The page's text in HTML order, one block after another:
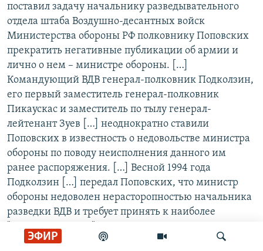
ЭФИР
поставил задачу начальнику разведывательного
отдела штаба Воздушно-десантных войск
Министерства обороны РФ полковнику Поповских
прекратить негативные публикации об армии и
лично о нем – министре обороны. […]
Командующий ВДВ генерал-полковник Подколзин,
его первый заместитель генерал-полковник
Пикаускас и заместитель по тылу генерал-
лейтенант Зуев […] неоднократно ставили
Поповских в известность о недовольстве министра
обороны по поводу неисполнения данного им
ранее распоряжения. […] Весной 1994 года
Подколзин […] передал Поповских, что министр
обороны недоволен нерасторопностью начальника
разведки ВДВ и требует принять к наиболее
"неуправляемому" журналисту – Холодову самые
жесткие меры. […] Поповских, реализуя свой